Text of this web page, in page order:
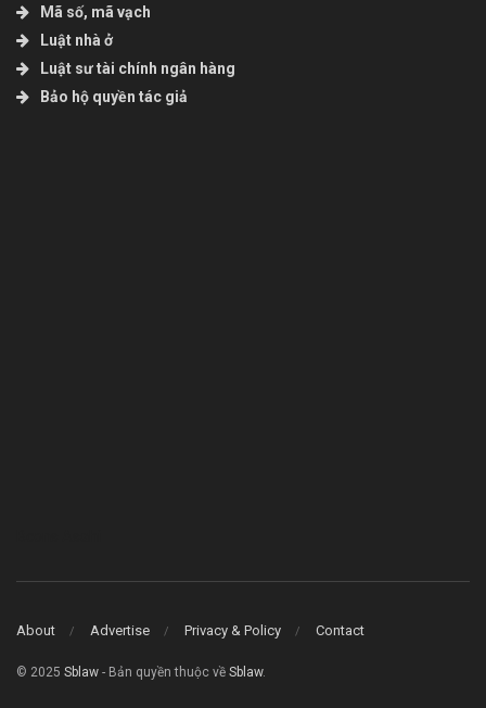
Mã số, mã vạch
Luật nhà ở
Luật sư tài chính ngân hàng
Bảo hộ quyền tác giả
About Advertise Privacy & Policy Contact
© 2025 Sblaw - Bản quyền thuộc về Sblaw.